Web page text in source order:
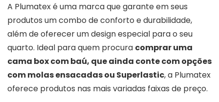
A Plumatex é uma marca que garante em seus
produtos um combo de conforto e durabilidade,
além de oferecer um design especial para o seu
quarto. Ideal para quem procura comprar uma
cama box com baú, que ainda conte com opções
com molas ensacadas ou Superlastic, a Plumatex
oferece produtos nas mais variadas faixas de preço.